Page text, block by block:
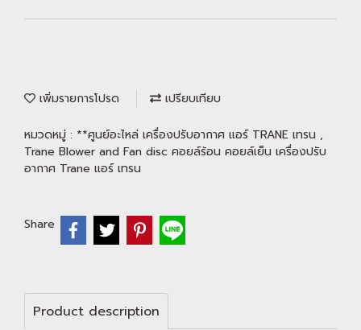
เพิ่มรายการโปรด เปรียบเทียบ
หมวดหมู่ : **ศูนย์อะไหล่ เครื่องปรับอากาศ แอร์ TRANE เทรน ,
Trane Blower and Fan disc คอยล์ร้อน คอยล์เย็น เครื่องปรับ
อากาศ Trane แอร์ เทรน
Share
Product description